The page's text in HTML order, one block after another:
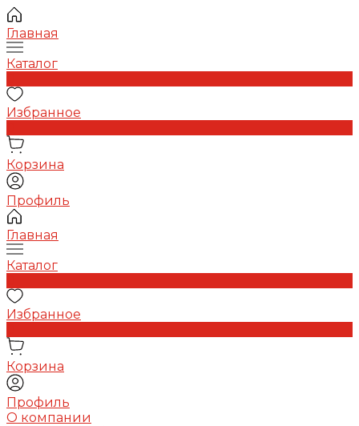
Главная
Каталог
Избранное
Корзина
Профиль
Главная
Каталог
Избранное
Корзина
Профиль
О компании